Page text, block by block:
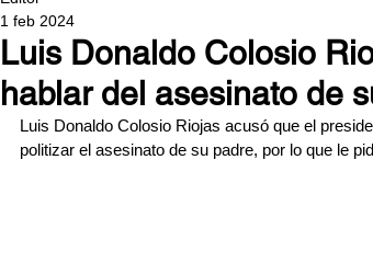
Luis Donaldo Colosio
hablar del asesinato de
1 feb 2024
Luis Donaldo Colosio Riojas acusó que el
politizar el asesinato de su padre, por lo que le